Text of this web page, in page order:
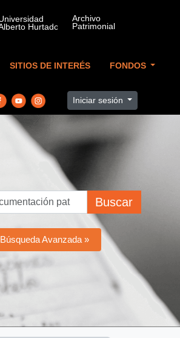
SITIOS DE INTERÉS FONDOS
Iniciar sesión
Buscar
Búsqueda Avanzada »